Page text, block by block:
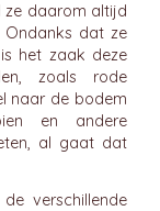
ze daarom altijd
Ondanks dat ze
het zaak deze
zoals rode
naar de bodem
en andere
al gaat dat
verschillende